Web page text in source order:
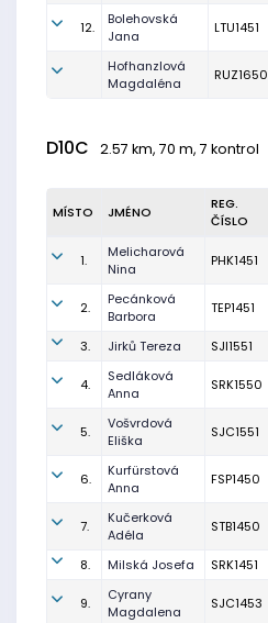
12.
Bolehovská
Jana
LTU1451
Hofhanzlová
Magdaléna
RUZ1650
D10C 2.57 km, 70 m, 7 kontrol
MÍSTO JMÉNO
REG.
ČÍSLO
1.
Melicharová
Nina
PHK1451
2.
Pecánková
Barbora
TEP1451
3. Jirků Tereza SJI1551
4.
Sedláková
Anna
SRK1550
5.
Vošvrdová
Eliška
SJC1551
6.
Kurfürstová
Anna
FSP1450
7.
Kučerková
Adéla
STB1450
8. Milská Josefa SRK1451
9.
Cyrany
Magdalena
SJC1453